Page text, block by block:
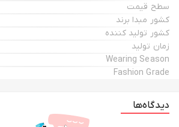
سطح قیمت
کشور مبدا برند
کشور تولید کننده
زمان تولید
Wearing Season
Fashion Grade
دیدگاه‌ها